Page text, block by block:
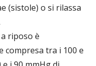
(sistole) o si rilassa
riposo è
compresa tra i 100 e